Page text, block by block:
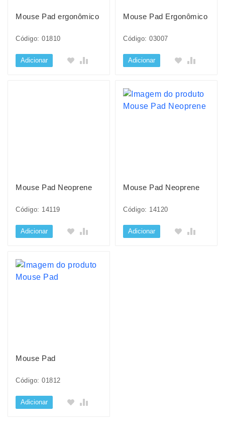
Mouse Pad ergonômico
Código: 01810
Adicionar
Mouse Pad Ergonômico
Código: 03007
Adicionar
Mouse Pad Neoprene
Código: 14119
Adicionar
Mouse Pad Neoprene
Código: 14120
Adicionar
Mouse Pad
Código: 01812
Adicionar